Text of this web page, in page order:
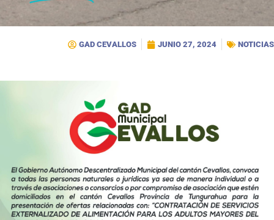
GAD CEVALLOS JUNIO 27, 2024 NOTICIAS